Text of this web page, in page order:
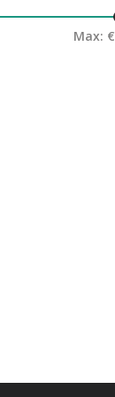
Max: €